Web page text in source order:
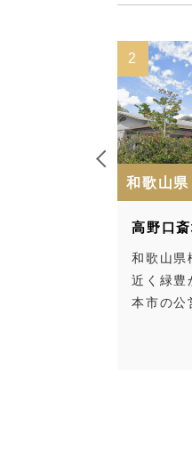
和歌山県
高野口斎場
和歌山県橋
近く緑豊か
本市の公営